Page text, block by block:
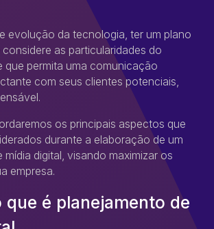
evolução da tecnologia, ter um plano
as particularidades do
que permita uma comunicação
com seus clientes potenciais,
os principais aspectos que
durante a elaboração de um
mídia digital, visando maximizar os
empresa.
que é planejamento de